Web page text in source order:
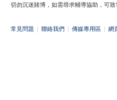
切勿沉迷賭博，如需尋求輔導協助，可致
常見問題 聯絡我們 傳媒專用區 網